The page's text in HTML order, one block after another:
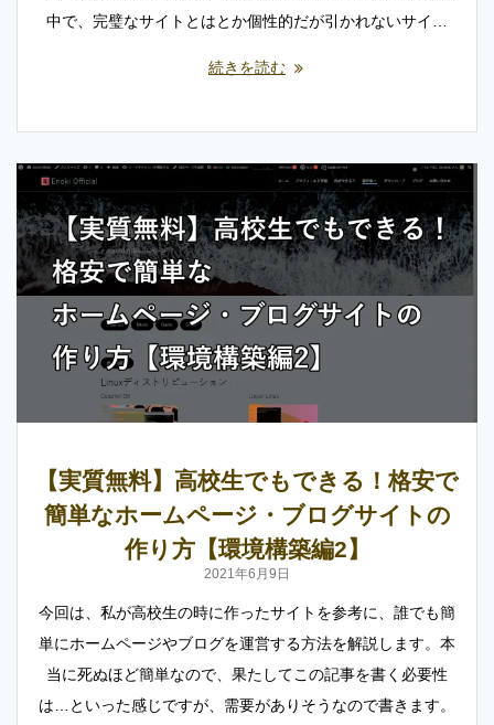
中で、完璧なサイトとはとか個性的だが引かれないサイ…
続きを読む
【実質無料】高校生でもできる！格安で
簡単なホームページ・ブログサイトの
作り方【環境構築編2】
2021年6月9日
今回は、私が高校生の時に作ったサイトを参考に、誰でも簡
単にホームページやブログを運営する方法を解説します。本
当に死ぬほど簡単なので、果たしてこの記事を書く必要性
は…といった感じですが、需要がありそうなので書きます。